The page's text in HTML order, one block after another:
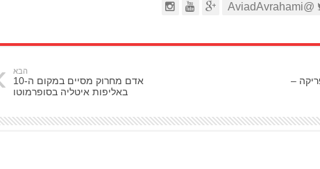
@AviadAvrahami
–
הבא
אדם מחרוק מסיים במקום ה-10
באליפות איטליה בסופרמוטו